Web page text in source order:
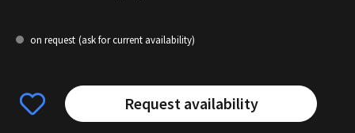
on request (ask for current availability)
Request availability